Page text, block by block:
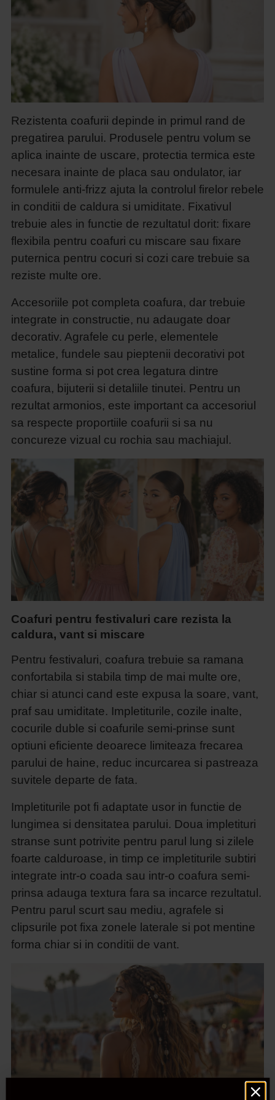
Rezistenta coafurii depinde in primul rand de
pregatirea parului. Produsele pentru volum se
aplica inainte de uscare, protectia termica este
necesara inainte de placa sau ondulator, iar
formulele anti-frizz ajuta la controlul firelor rebele
in conditii de caldura si umiditate. Fixativul
trebuie ales in functie de rezultatul dorit: fixare
flexibila pentru coafuri cu miscare sau fixare
puternica pentru cocuri si cozi care trebuie sa
reziste multe ore.
Accesoriile pot completa coafura, dar trebuie
integrate in constructie, nu adaugate doar
decorativ. Agrafele cu perle, elementele
metalice, fundele sau pieptenii decorativi pot
sustine forma si pot crea legatura dintre
coafura, bijuterii si detaliile tinutei. Pentru un
rezultat armonios, este important ca accesoriul
sa respecte proportiile coafurii si sa nu
concureze vizual cu rochia sau machiajul.
Coafuri pentru festivaluri care rezista la
caldura, vant si miscare
Pentru festivaluri, coafura trebuie sa ramana
confortabila si stabila timp de mai multe ore,
chiar si atunci cand este expusa la soare, vant,
praf sau umiditate. Impletiturile, cozile inalte,
cocurile duble si coafurile semi-prinse sunt
optiuni eficiente deoarece limiteaza frecarea
parului de haine, reduc incurcarea si pastreaza
suvitele departe de fata.
Impletiturile pot fi adaptate usor in functie de
lungimea si densitatea parului. Doua impletituri
stranse sunt potrivite pentru parul lung si zilele
foarte calduroase, in timp ce impletiturile subtiri
integrate intr-o coada sau intr-o coafura semi-
prinsa adauga textura fara sa incarce rezultatul.
Pentru parul scurt sau mediu, agrafele si
clipsurile pot fixa zonele laterale si pot mentine
forma chiar si in conditii de vant.